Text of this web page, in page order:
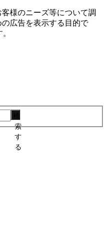
様のニーズ等について調
広告を表⽰する⽬的で
索
す
る